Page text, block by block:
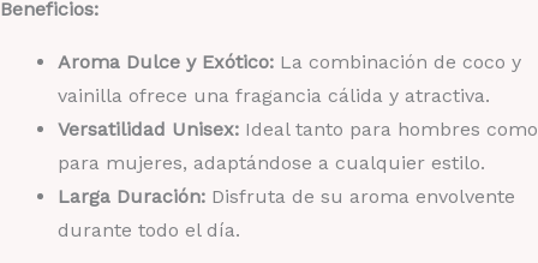
Beneficios:
Aroma Dulce y Exótico: La combinación de coco y
vainilla ofrece una fragancia cálida y atractiva.
Versatilidad Unisex: Ideal tanto para hombres como
para mujeres, adaptándose a cualquier estilo.
Larga Duración: Disfruta de su aroma envolvente
durante todo el día.